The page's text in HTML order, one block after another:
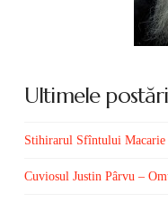
Ultimele postări
Stihirarul Sfîntului Macarie
Cuviosul Justin Pârvu –